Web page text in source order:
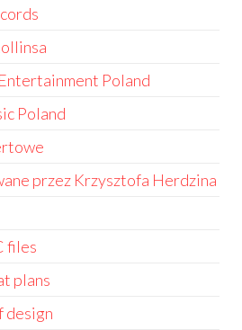
Poland
Poland
przez Krzysztofa Herdzina
files
plans
design